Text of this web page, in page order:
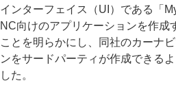
インターフェイス（UI）である「
NC向けのアプリケーションを作成
ことを明らかにし、同社のカーナ
ンをサードパーティが作成できる
した。